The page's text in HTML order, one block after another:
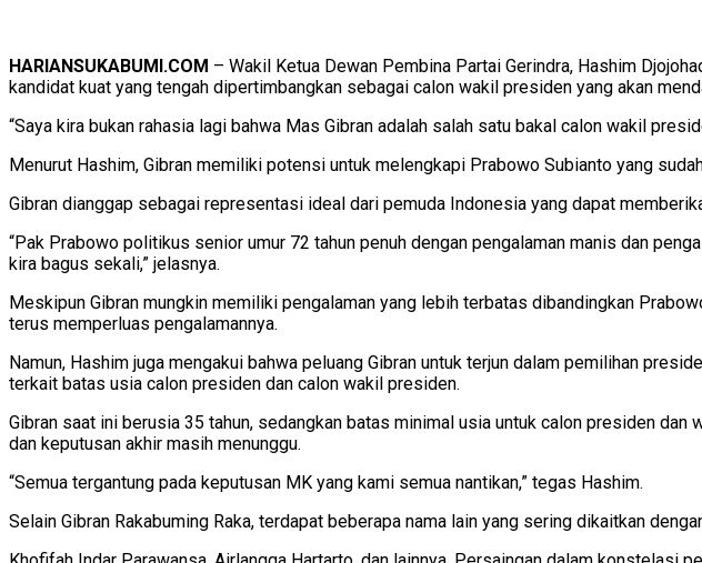
HARIANSUKABUMI.COM – Wakil Ketua Dewan Pembina Partai Gerindra, Hashim
kandidat kuat yang tengah dipertimbangkan sebagai calon wakil presiden yang akan
“Saya kira bukan rahasia lagi bahwa Mas Gibran adalah salah satu bakal calon wakil
Menurut Hashim, Gibran memiliki potensi untuk melengkapi Prabowo Subianto yang
Gibran dianggap sebagai representasi ideal dari pemuda Indonesia yang dapat
“Pak Prabowo politikus senior umur 72 tahun penuh dengan pengalaman manis dan
kira bagus sekali,” jelasnya.
Meskipun Gibran mungkin memiliki pengalaman yang lebih terbatas dibandingkan
terus memperluas pengalamannya.
Namun, Hashim juga mengakui bahwa peluang Gibran untuk terjun dalam pemilihan
terkait batas usia calon presiden dan calon wakil presiden.
Gibran saat ini berusia 35 tahun, sedangkan batas minimal usia untuk calon presiden
dan keputusan akhir masih menunggu.
“Semua tergantung pada keputusan MK yang kami semua nantikan,” tegas Hashim.
Selain Gibran Rakabuming Raka, terdapat beberapa nama lain yang sering dikaitkan